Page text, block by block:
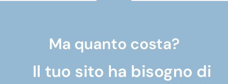
Ma quanto costa?
Il tuo sito ha bisogno di